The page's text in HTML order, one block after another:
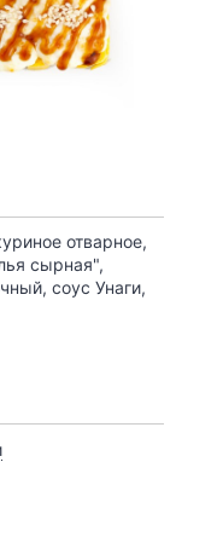
отварное,
сырная",
соус Унаги,